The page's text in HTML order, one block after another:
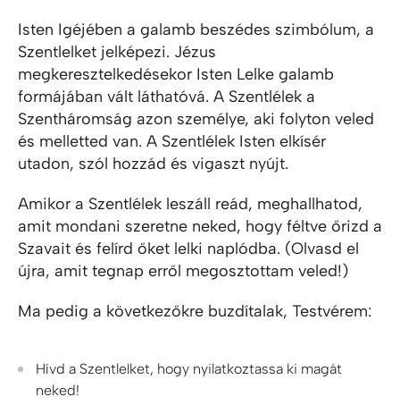
Isten Igéjében a galamb beszédes szimbólum, a
Szentlelket jelképezi. Jézus
megkeresztelkedésekor Isten Lelke galamb
formájában vált láthatóvá. A Szentlélek a
Szentháromság azon személye, aki folyton veled
és melletted van. A Szentlélek Isten elkísér
utadon, szól hozzád és vigaszt nyújt.
Amikor a Szentlélek leszáll reád, meghallhatod,
amit mondani szeretne neked, hogy féltve őrizd a
Szavait és felírd őket lelki naplódba. (Olvasd el
újra, amit tegnap erről megosztottam veled!)
Ma pedig a következőkre buzdítalak, Testvérem:
Hívd a Szentlelket, hogy nyilatkoztassa ki magát
neked!